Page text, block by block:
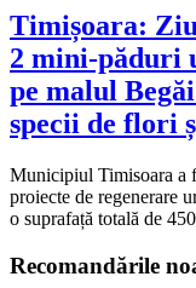
Timișoara:
2 mini-păduri
pe malul
specii de flori
Municipiul Timisoara a
proiecte de regenerare
o suprafață totală de
Recomandările